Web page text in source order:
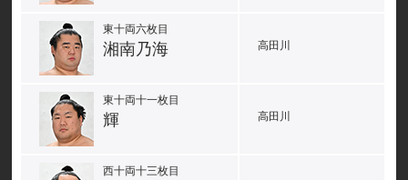
東十両六枚目
湘南乃海 高田川
東十両十一枚目
輝 高田川
西十両十三枚目